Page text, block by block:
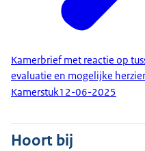
Kamerbrief met reactie op
evaluatie en mogelijke
Kamerstuk12-06-2025
Hoort bij